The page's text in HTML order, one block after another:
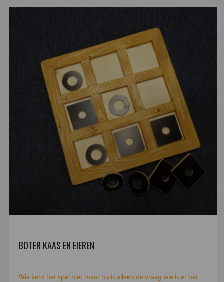
BOTER KAAS EN EIEREN
Wie kent het spel niet maar nu is alleen de vraag wie is er het